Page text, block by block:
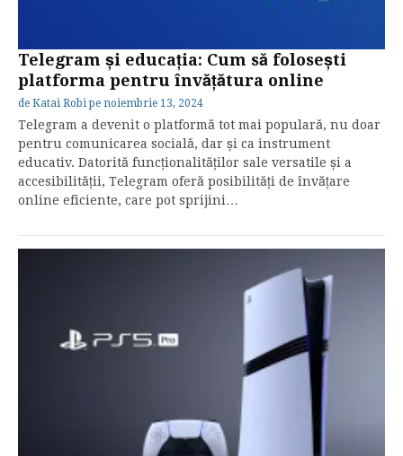
Telegram și educația: Cum să folosești
platforma pentru învățătura online
de Katai Robi pe noiembrie 13, 2024
Telegram a devenit o platformă tot mai populară, nu doar
pentru comunicarea socială, dar și ca instrument
educativ. Datorită funcționalităților sale versatile și a
accesibilității, Telegram oferă posibilități de învățare
online eficiente, care pot sprijini…